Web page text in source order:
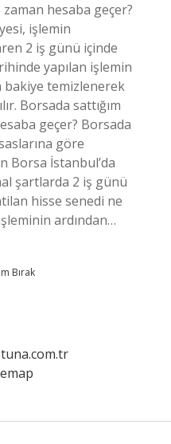
hesaba geçer?
işlemin
2 iş günü içinde
yapılan işlemin
bakiye temizlenerek
Borsada sattığım
geçer? Borsada
göre
Borsa İstanbul’da
şartlarda 2 iş günü
hisse senedi ne
ardından…
Bırak